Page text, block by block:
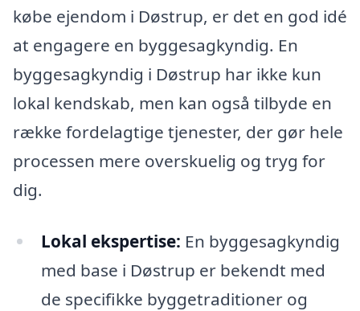
købe ejendom i Døstrup, er det en god idé
at engagere en byggesagkyndig. En
byggesagkyndig i Døstrup har ikke kun
lokal kendskab, men kan også tilbyde en
række fordelagtige tjenester, der gør hele
processen mere overskuelig og tryg for
dig.
Lokal ekspertise: En byggesagkyndig
med base i Døstrup er bekendt med
de specifikke byggetraditioner og